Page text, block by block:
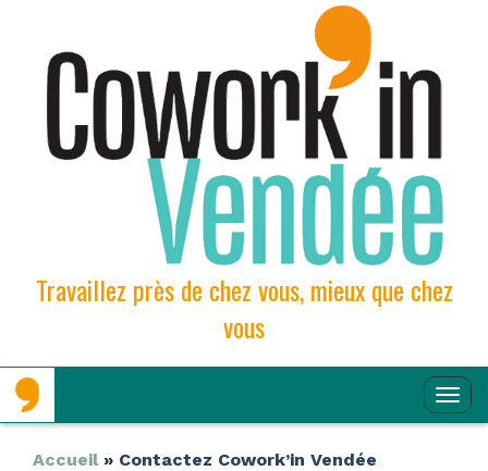
Travaillez près de chez vous, mieux que chez
vous
la
contenu
principal
contenu
secondaire
Accueil» Contactez Cowork’in Vendée